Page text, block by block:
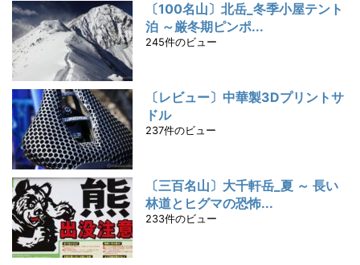
〔100名山〕北岳_冬季小屋テント
泊 ～厳冬期ピンポ...
245件のビュー
〔レビュー〕中華製3Dプリントサ
ドル
237件のビュー
〔三百名山〕大千軒岳_夏 ～ 長い
林道とヒグマの恐怖...
233件のビュー